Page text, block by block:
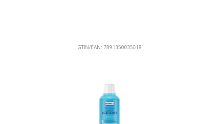
GTIN/EAN: 7891350035018